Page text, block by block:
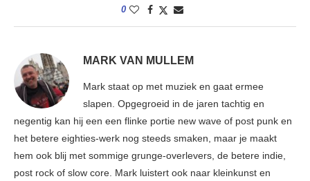
0
MARK VAN MULLEM
Mark staat op met muziek en gaat ermee
slapen. Opgegroeid in de jaren tachtig en
negentig kan hij een een flinke portie new wave of post punk en
het betere eighties-werk nog steeds smaken, maar je maakt
hem ook blij met sommige grunge-overlevers, de betere indie,
post rock of slow core. Mark luistert ook naar kleinkunst en